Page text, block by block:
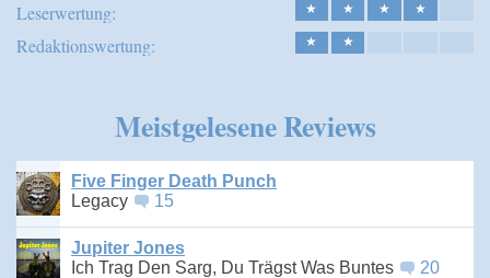
Leserwertung: ★ ★ ★ ★
Redaktionswertung: ★ ★
Meistgelesene Reviews
Five Finger Death Punch
Legacy
15
Jupiter Jones
Ich Trag Den Sarg, Du Trägst Was Buntes
20